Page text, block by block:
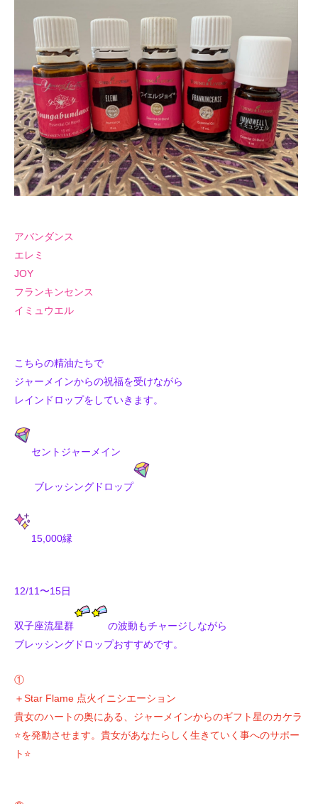
アバンダンス
エレミ
JOY
フランキンセンス
イミュウエル
こちらの精油たちで
ジャーメインからの祝福を受けながら
レインドロップをしていきます。
セントジャーメイン
ブレッシングドロップ
15,000縁
12/11〜15日
双子座流星群
の波動もチャージしながら
ブレッシングドロップおすすめです。
①
＋Star Flame 点火イニシエーション
貴女のハートの奥にある、ジャーメインからのギフト星のカケラ
⭐️を発動させます。貴女があなたらしく生きていく事へのサポー
ト⭐️